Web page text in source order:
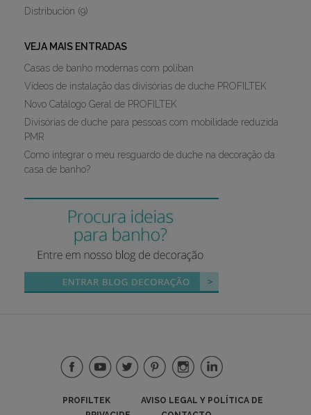
Distribución (9)
VEJA MAIS ENTRADAS
Casas de banho modernas com poliban
Vídeos de instalação das divisórias de duche PROFILTEK
Novo Catálogo Geral de PROFILTEK
Divisórias de duche para pessoas com mobilidade reduzida
PMR
Como integrar o meu resguardo de duche na decoração da
casa de banho?
PROFILTEK
AVISO LEGAL Y POLÍTICA DE